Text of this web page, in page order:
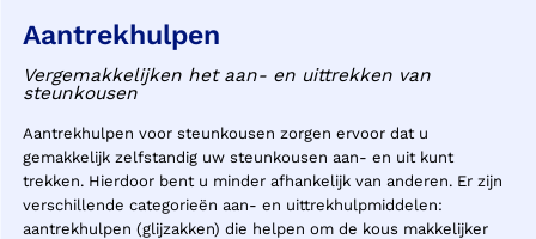
Aantrekhulpen
Vergemakkelijken het aan- en uittrekken van
steunkousen
Aantrekhulpen voor steunkousen zorgen ervoor dat u
gemakkelijk zelfstandig uw steunkousen aan- en uit kunt
trekken. Hierdoor bent u minder afhankelijk van anderen. Er zijn
verschillende categorieën aan- en uittrekhulpmiddelen:
aantrekhulpen (glijzakken) die helpen om de kous makkelijker